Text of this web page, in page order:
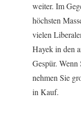
weiter. Im
höchsten
vielen
Hayek in den
Gespür.
nehmen Sie
in Kauf.